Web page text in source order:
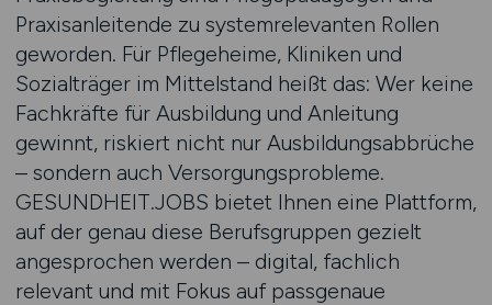
Praxisanleitende zu systemrelevanten Rollen
geworden. Für Pflegeheime, Kliniken und
Sozialträger im Mittelstand heißt das: Wer keine
Fachkräfte für Ausbildung und Anleitung
gewinnt, riskiert nicht nur Ausbildungsabbrüche
– sondern auch Versorgungsprobleme.
GESUNDHEIT.JOBS bietet Ihnen eine Plattform,
auf der genau diese Berufsgruppen gezielt
angesprochen werden – digital, fachlich
relevant und mit Fokus auf passgenaue